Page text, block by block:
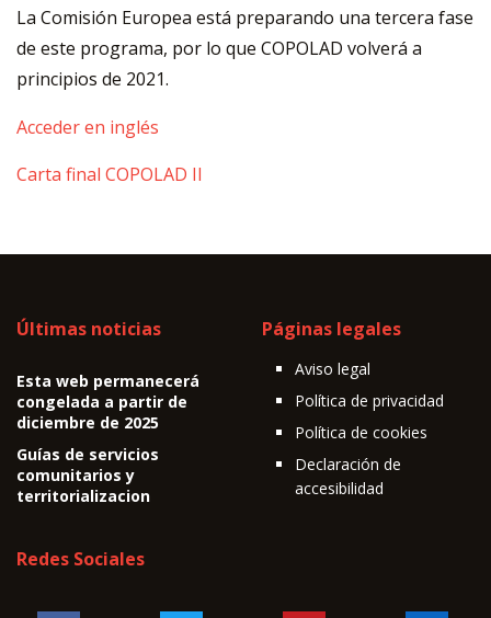
La Comisión Europea está preparando una tercera fase
de este programa, por lo que COPOLAD volverá a
principios de 2021.
Acceder en inglés
Carta final COPOLAD II
Últimas noticias
Esta web permanecerá
congelada a partir de
diciembre de 2025
Guías de servicios
comunitarios y
territorializacion
Páginas legales
Aviso legal
Política de privacidad
Política de cookies
Declaración de
accesibilidad
Redes Sociales